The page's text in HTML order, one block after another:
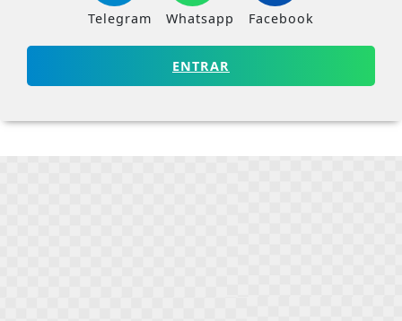
Telegram Whatsapp Facebook
ENTRAR